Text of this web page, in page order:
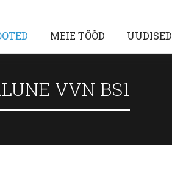
MEIE TÖÖD UUDISED
VVN BS1